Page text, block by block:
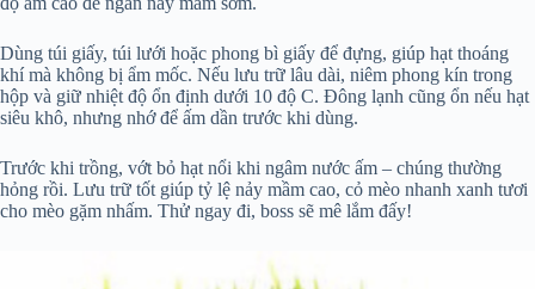
Dùng túi giấy, túi lưới hoặc phong bì giấy để đựng, giúp hạt thoáng
khí mà không bị ẩm mốc. Nếu lưu trữ lâu dài, niêm phong kín trong
hộp và giữ nhiệt độ ổn định dưới 10 độ C. Đông lạnh cũng ổn nếu hạt
siêu khô, nhưng nhớ để ấm dần trước khi dùng.
Trước khi trồng, vớt bỏ hạt nổi khi ngâm nước ấm – chúng thường
hỏng rồi. Lưu trữ tốt giúp tỷ lệ nảy mầm cao, cỏ mèo nhanh xanh tươi
cho mèo gặm nhấm. Thử ngay đi, boss sẽ mê lắm đấy!